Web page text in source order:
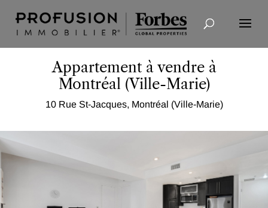
Recherche avancée
Appartement à vendre à
Montréal (Ville-Marie)
10 Rue St-Jacques, Montréal (Ville-Marie)